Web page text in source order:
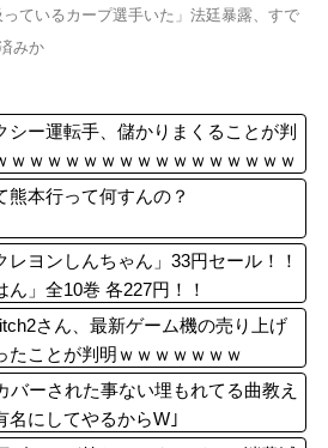
ているカープ選手いた」法廷暴露、すで
みか
シー運転手、儲かりまくることが判
ｗｗｗｗｗｗｗｗｗｗｗｗｗｗｗｗ
熊本行って何すんの？
レヨンしんちゃん」33円セール！！
ん」全10巻 各227円！！
さん、最新ゲーム機の売り上げ
たことが判明ｗｗｗｗｗｗｗ
バーされた事ない埋もれてる曲教え
名にしてやるからW｣